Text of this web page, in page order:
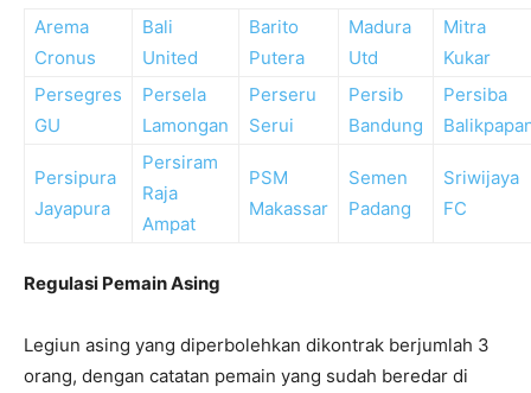
Arema
Cronus
Bali
United
Barito
Putera
Madura
Utd
Mitra
Kukar
Persegres
GU
Persela
Lamongan
Perseru
Serui
Persib
Bandung
Persiba
Persipura
Jayapura
Persiram
Raja
Ampat
PSM
Makassar
Semen
Padang
Sriwijaya
FC
Regulasi Pemain Asing
Legiun asing yang diperbolehkan dikontrak berjumlah 3
orang, dengan catatan pemain yang sudah beredar di